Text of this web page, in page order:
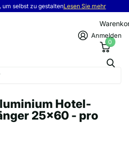
um selbst zu gestaltenLesen Sie mehr
Anmelden
0
Hotel-
25x60 - pro